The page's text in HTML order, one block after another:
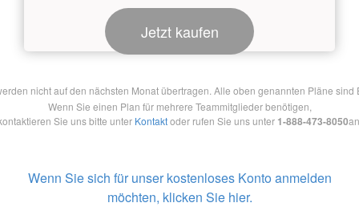
Jetzt kaufen
nicht auf den nächsten Monat übertragen. Alle oben genannten Pläne
Wenn Sie einen Plan für mehrere Teammitglieder benötigen,
Sie uns bitte unter Kontaktoder rufen Sie uns unter 1-888-473-8050
Wenn Sie sich für unser kostenloses Konto anmelden
möchten, klicken Sie hier.